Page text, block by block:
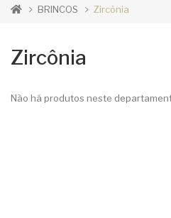
BRINCOS Zircônia
Zircônia
Não há produtos neste